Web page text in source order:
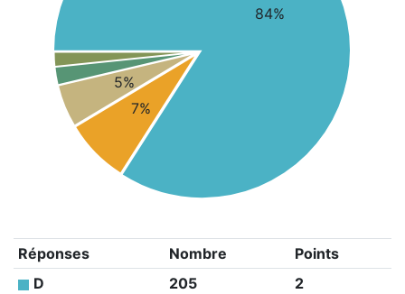
84%
7%
5%
Réponses Nombre
Points
D
205 2